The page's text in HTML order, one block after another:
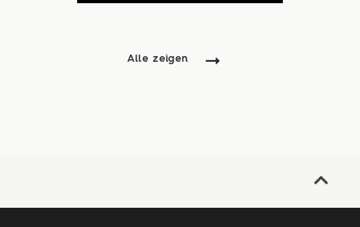
Alle zeigen